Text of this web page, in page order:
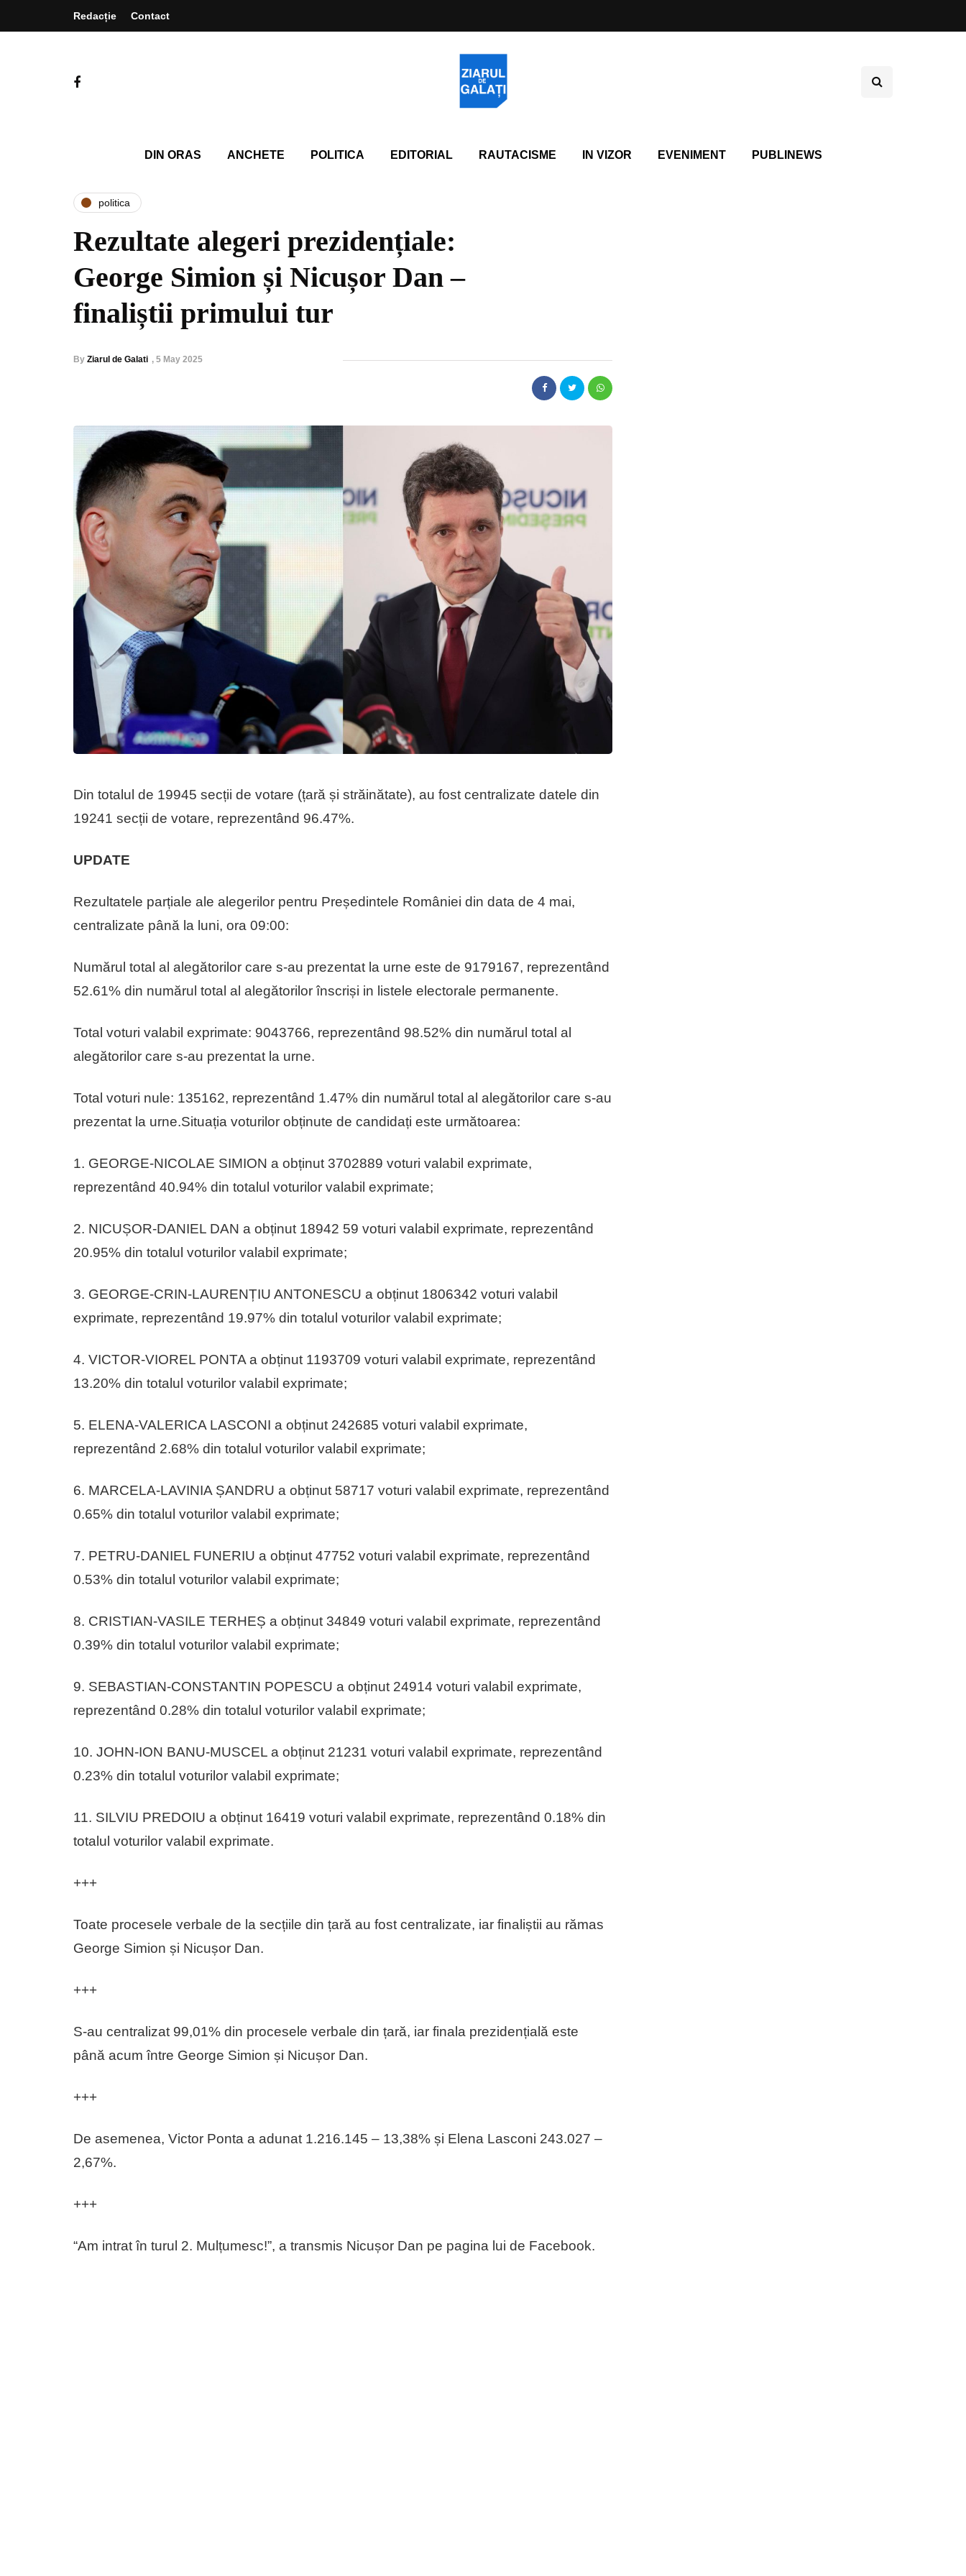
Redacție Contact
DIN ORAS ANCHETE POLITICA EDITORIAL RAUTACISME IN VIZOR EVENIMENT PUBLINEWS
politica
Rezultate alegeri prezidențiale:
George Simion și Nicușor Dan –
finaliștii primului tur
By Ziarul de Galati , 5 May 2025
Din totalul de 19945 secții de votare (țară și străinătate), au fost centralizate datele din
19241 secții de votare, reprezentând 96.47%.
UPDATE
Rezultatele parțiale ale alegerilor pentru Președintele României din data de 4 mai,
centralizate până la luni, ora 09:00:
Numărul total al alegătorilor care s-au prezentat la urne este de 9179167, reprezentând
52.61% din numărul total al alegătorilor înscriși in listele electorale permanente.
Total voturi valabil exprimate: 9043766, reprezentând 98.52% din numărul total al
alegătorilor care s-au prezentat la urne.
Total voturi nule: 135162, reprezentând 1.47% din numărul total al alegătorilor care s-au
prezentat la urne.Situația voturilor obținute de candidați este următoarea:
1. GEORGE-NICOLAE SIMION a obținut 3702889 voturi valabil exprimate,
reprezentând 40.94% din totalul voturilor valabil exprimate;
2. NICUȘOR-DANIEL DAN a obținut 18942 59 voturi valabil exprimate, reprezentând
20.95% din totalul voturilor valabil exprimate;
3. GEORGE-CRIN-LAURENȚIU ANTONESCU a obținut 1806342 voturi valabil
exprimate, reprezentând 19.97% din totalul voturilor valabil exprimate;
4. VICTOR-VIOREL PONTA a obținut 1193709 voturi valabil exprimate, reprezentând
13.20% din totalul voturilor valabil exprimate;
5. ELENA-VALERICA LASCONI a obținut 242685 voturi valabil exprimate,
reprezentând 2.68% din totalul voturilor valabil exprimate;
6. MARCELA-LAVINIA ȘANDRU a obținut 58717 voturi valabil exprimate, reprezentând
0.65% din totalul voturilor valabil exprimate;
7. PETRU-DANIEL FUNERIU a obținut 47752 voturi valabil exprimate, reprezentând
0.53% din totalul voturilor valabil exprimate;
8. CRISTIAN-VASILE TERHEȘ a obținut 34849 voturi valabil exprimate, reprezentând
0.39% din totalul voturilor valabil exprimate;
9. SEBASTIAN-CONSTANTIN POPESCU a obținut 24914 voturi valabil exprimate,
reprezentând 0.28% din totalul voturilor valabil exprimate;
10. JOHN-ION BANU-MUSCEL a obținut 21231 voturi valabil exprimate, reprezentând
0.23% din totalul voturilor valabil exprimate;
11. SILVIU PREDOIU a obținut 16419 voturi valabil exprimate, reprezentând 0.18% din
totalul voturilor valabil exprimate.
+++
Toate procesele verbale de la secțiile din țară au fost centralizate, iar finaliștii au rămas
George Simion și Nicușor Dan.
+++
S-au centralizat 99,01% din procesele verbale din țară, iar finala prezidențială este
până acum între George Simion și Nicușor Dan.
+++
De asemenea, Victor Ponta a adunat 1.216.145 – 13,38% și Elena Lasconi 243.027 –
2,67%.
+++
“Am intrat în turul 2. Mulțumesc!”, a transmis Nicușor Dan pe pagina lui de Facebook.